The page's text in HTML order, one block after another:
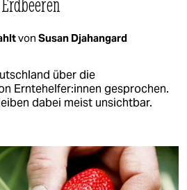
von Susan Djahangard
über die
Ern­te­hel­fe­r:in­nen gesprochen.
dabei meist unsichtbar.